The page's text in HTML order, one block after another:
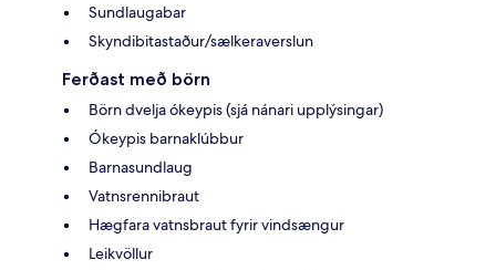
Sundlaugabar
Skyndibitastaður/sælkeraverslun
Ferðast með börn
Börn dvelja ókeypis (sjá nánari upplýsingar)
Ókeypis barnaklúbbur
Barnasundlaug
Vatnsrennibraut
Hægfara vatnsbraut fyrir vindsængur
Leikvöllur